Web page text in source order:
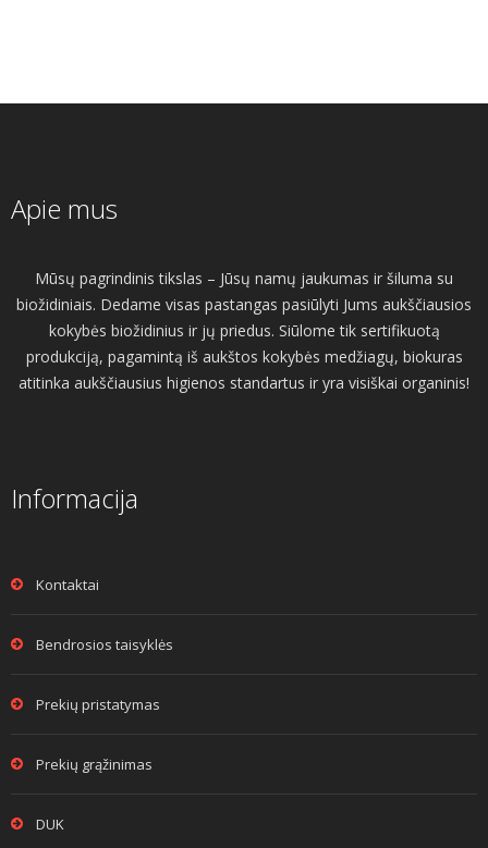
Apie mus
Mūsų pagrindinis tikslas – Jūsų namų jaukumas ir šiluma su
biožidiniais. Dedame visas pastangas pasiūlyti Jums aukščiausios
kokybės biožidinius ir jų priedus. Siūlome tik sertifikuotą
produkciją, pagamintą iš aukštos kokybės medžiagų, biokuras
atitinka aukščiausius higienos standartus ir yra visiškai organinis!
Informacija
Kontaktai
Bendrosios taisyklės
Prekių pristatymas
Prekių grąžinimas
DUK